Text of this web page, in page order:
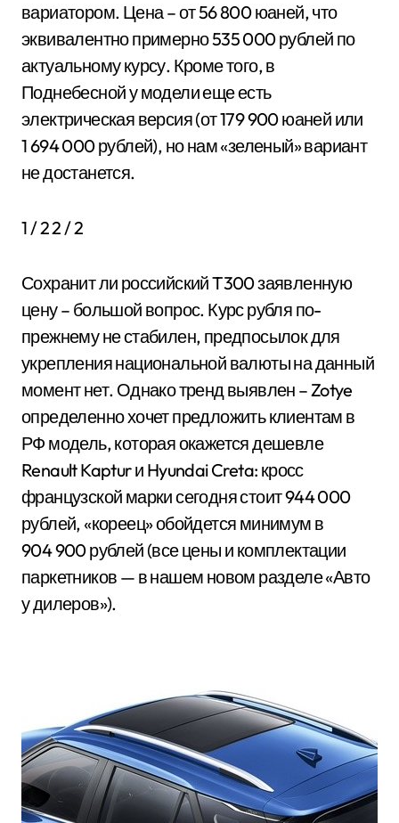
вариатором. Цена – от 56 800 юаней, что
эквивалентно примерно 535 000 рублей по
актуальному курсу. Кроме того, в
Поднебесной у модели еще есть
электрическая версия (от 179 900 юаней или
1 694 000 рублей), но нам «зеленый» вариант
не достанется.
1/ 22/ 2
Сохранит ли российский T300 заявленную
цену – большой вопрос. Курс рубля по-
прежнему не стабилен, предпосылок для
укрепления национальной валюты на данный
момент нет. Однако тренд выявлен – Zotye
определенно хочет предложить клиентам в
РФ модель, которая окажется дешевле
Renault Kaptur и Hyundai Creta: кросс
французской марки сегодня стоит 944 000
рублей, «кореец» обойдется минимум в
904 900 рублей (все цены и комплектации
паркетников — в нашем новом разделе «Авто
у дилеров»).